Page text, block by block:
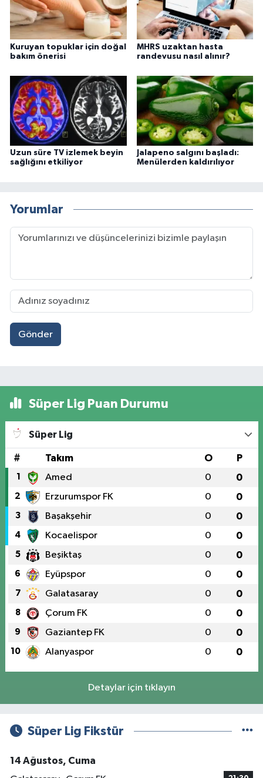
Kuruyan topuklar için doğal
bakım önerisi
MHRS uzaktan hasta
randevusu nasıl alınır?
Uzun süre TV izlemek beyin
sağlığını etkiliyor
Jalapeno salgını başladı:
Menülerden kaldırılıyor
Yorumlar
Gönder
Süper Lig Puan Durumu
Süper Lig
# Takım O P
1 Amed 0 0
2 Erzurumspor FK 0 0
3 Başakşehir 0 0
4 Kocaelispor 0 0
5 Beşiktaş 0 0
6 Eyüpspor 0 0
7 Galatasaray 0 0
8 Çorum FK 0 0
9 Gaziantep FK 0 0
10 Alanyaspor 0 0
Detaylar için tıklayın
Süper Lig Fikstür
14 Ağustos, Cuma